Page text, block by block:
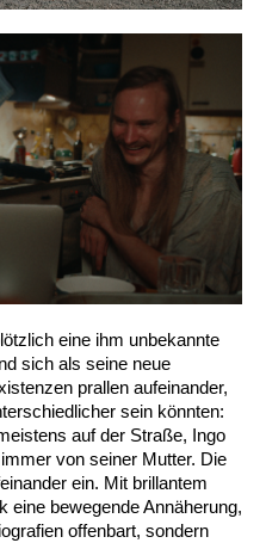
eine ihm unbekannte
sich als seine neue
prallen aufeinander,
sein könnten:
auf der Straße, Ingo
von seiner Mutter. Die
ein. Mit brillantem
eine bewegende Annäherung,
offenbart, sondern